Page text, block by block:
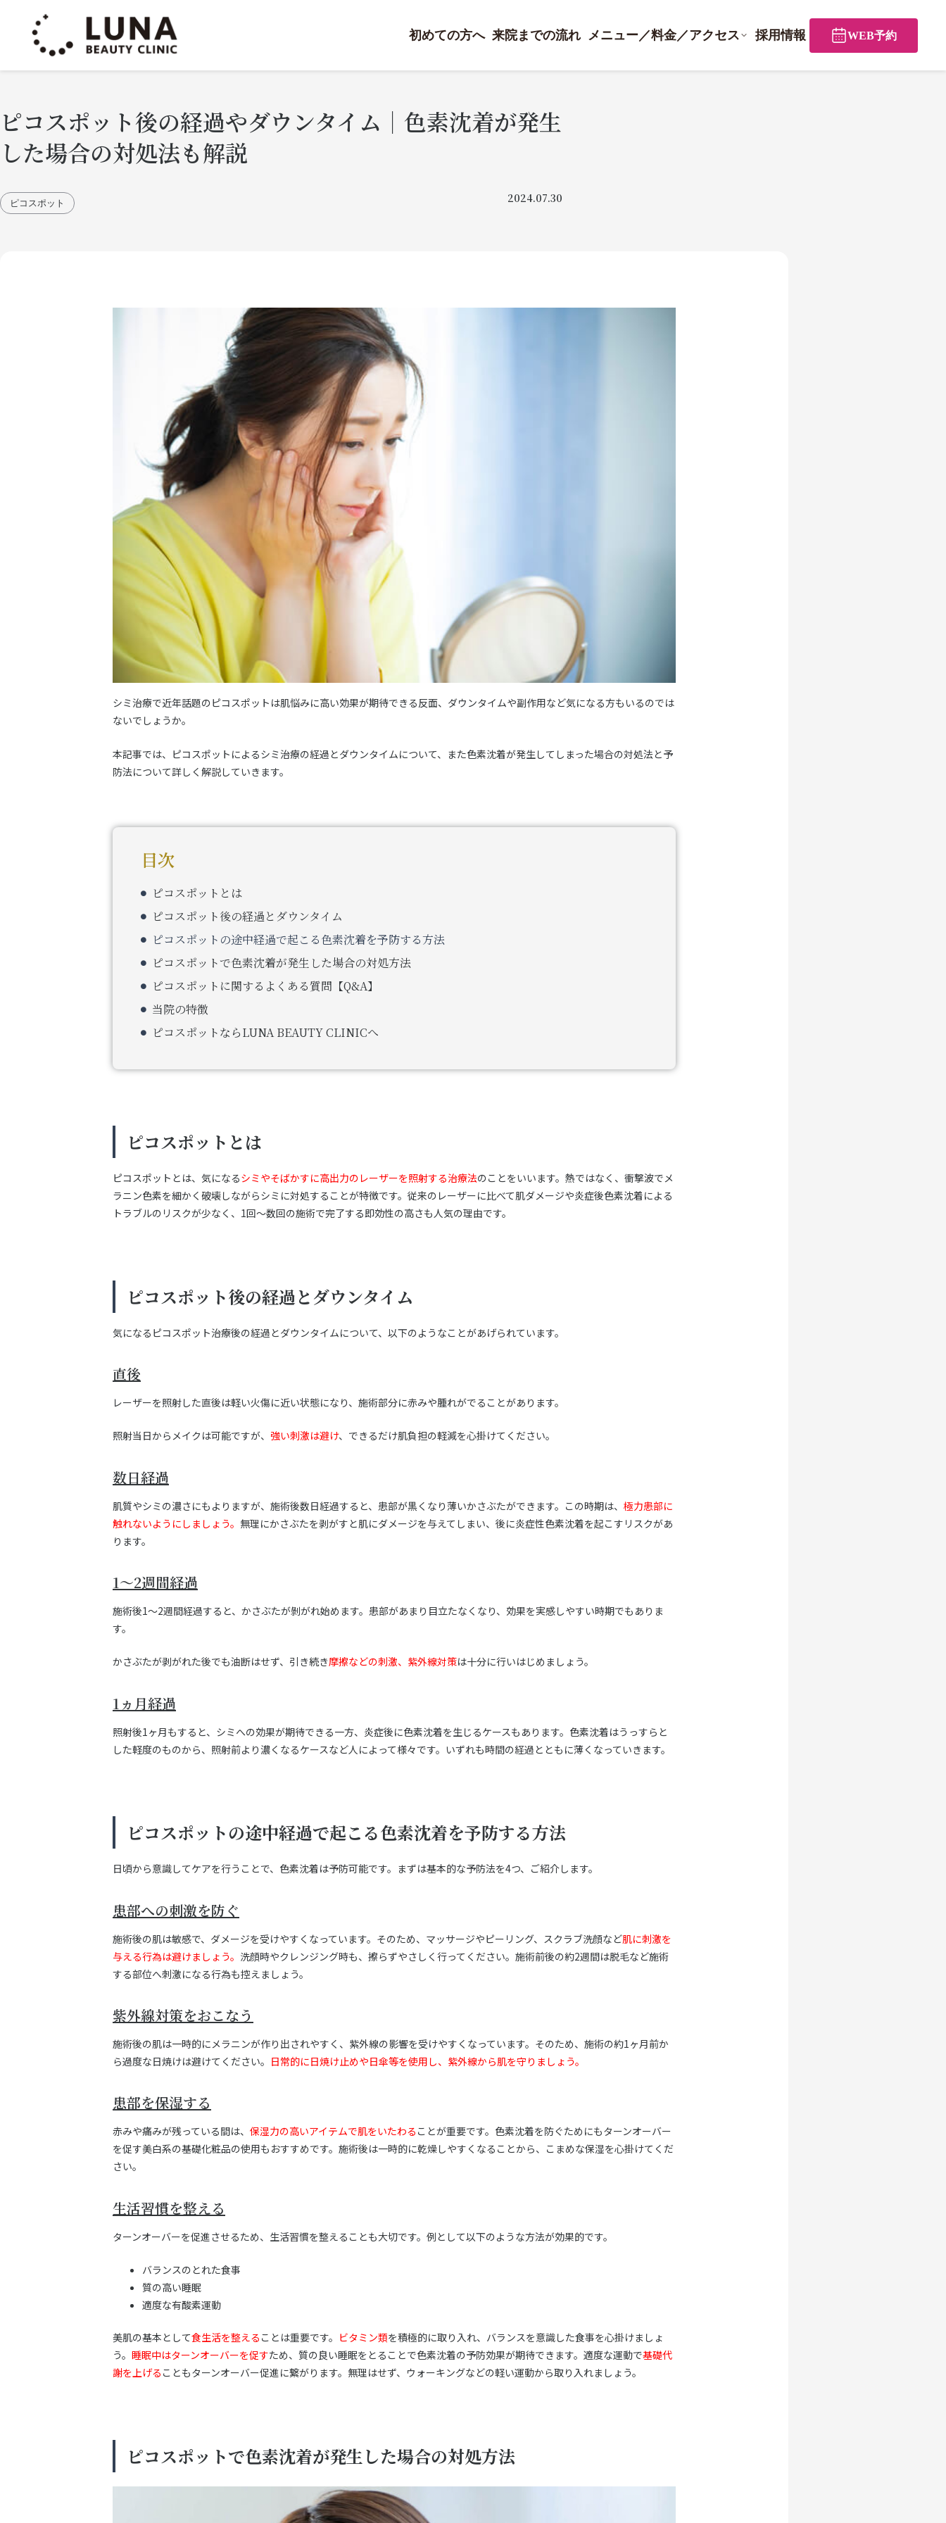
初めての方へ 来院までの流れ メニュー／料金／アクセス 採用情報 WEB予約
ピコスポット後の経過やダウンタイム｜色素沈着が発生
した場合の対処法も解説
ピコスポット 2024.07.30
シミ治療で近年話題のピコスポットは肌悩みに高い効果が期待できる反面、ダウンタイムや副作用など気になる方もいるのでは
ないでしょうか。
本記事では、ピコスポットによるシミ治療の経過とダウンタイムについて、また色素沈着が発生してしまった場合の対処法と予
防法について詳しく解説していきます。
目次
ピコスポットとは
ピコスポット後の経過とダウンタイム
ピコスポットの途中経過で起こる色素沈着を予防する方法
ピコスポットで色素沈着が発生した場合の対処方法
ピコスポットに関するよくある質問【Q&A】
当院の特徴
ピコスポットならLUNA BEAUTY CLINICへ
ピコスポットとは
ピコスポットとは、気になるシミやそばかすに高出力のレーザーを照射する治療法のことをいいます。熱ではなく、衝撃波でメ
ラニン色素を細かく破壊しながらシミに対処することが特徴です。従来のレーザーに比べて肌ダメージや炎症後色素沈着による
トラブルのリスクが少なく、1回～数回の施術で完了する即効性の高さも人気の理由です。
ピコスポット後の経過とダウンタイム
気になるピコスポット治療後の経過とダウンタイムについて、以下のようなことがあげられています。
直後
レーザーを照射した直後は軽い火傷に近い状態になり、施術部分に赤みや腫れがでることがあります。
照射当日からメイクは可能ですが、 強い刺激は避け、できるだけ肌負担の軽減を心掛けてください。
数日経過
肌質やシミの濃さにもよりますが、施術後数日経過すると、患部が黒くなり薄いかさぶたができます。この時期は、 極力患部に
触れないようにしましょう。 無理にかさぶたを剥がすと肌にダメージを与えてしまい、後に炎症性色素沈着を起こすリスクがあ
ります。
1～2週間経過
施術後1～2週間経過すると、かさぶたが剝がれ始めます。患部があまり目立たなくなり、効果を実感しやすい時期でもありま
す。
かさぶたが剥がれた後でも油断はせず、引き続き摩擦などの刺激、紫外線対策は十分に行いはじめましょう。
1ヵ月経過
照射後1ヶ月もすると、シミへの効果が期待できる一方、炎症後に色素沈着を生じるケースもあります。色素沈着はうっすらと
した軽度のものから、照射前より濃くなるケースなど人によって様々です。いずれも時間の経過とともに薄くなっていきます。
ピコスポットの途中経過で起こる色素沈着を予防する方法
日頃から意識してケアを行うことで、色素沈着は予防可能です。まずは基本的な予防法を4つ、ご紹介します。
患部への刺激を防ぐ
施術後の肌は敏感で、ダメージを受けやすくなっています。そのため、マッサージやピーリング、スクラブ洗顔など肌に刺激を
与える行為は避けましょう。 洗顔時やクレンジング時も、擦らずやさしく行ってください。施術前後の約2週間は脱毛など施術
する部位へ刺激になる行為も控えましょう。
紫外線対策をおこなう
施術後の肌は一時的にメラニンが作り出されやすく、紫外線の影響を受けやすくなっています。そのため、施術の約1ヶ月前か
ら過度な日焼けは避けてください。 日常的に日焼け止めや日傘等を使用し、紫外線から肌を守りましょう。
患部を保湿する
赤みや痛みが残っている間は、 保湿力の高いアイテムで肌をいたわる ことが重要です。色素沈着を防ぐためにもターンオーバー
を促す美白系の基礎化粧品の使用もおすすめです。施術後は一時的に乾燥しやすくなることから、こまめな保湿を心掛けてくだ
さい。
生活習慣を整える
ターンオーバーを促進させるため、生活習慣を整えることも大切です。例として以下のような方法が効果的です。
バランスのとれた食事
質の高い睡眠
適度な有酸素運動
美肌の基本として食生活を整える ことは重要です。 ビタミン類を積極的に取り入れ、バランスを意識した食事を心掛けましょ
う。 睡眠中はターンオーバーを促すため、質の良い睡眠をとることで色素沈着の予防効果が期待できます。適度な運動で基礎代
謝を上げる こともターンオーバー促進に繋がります。無理はせず、ウォーキングなどの軽い運動から取り入れましょう。
ピコスポットで色素沈着が発生した場合の対処方法